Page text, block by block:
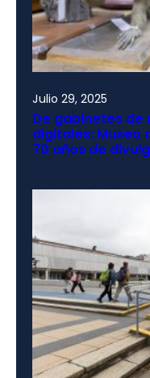
Julio 29, 2025
De gabinetes
digitales: Museo
70 años de